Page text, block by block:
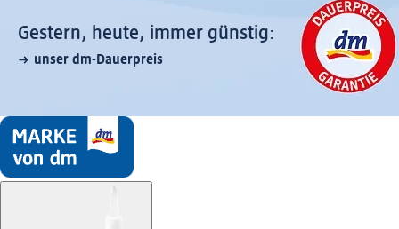
Gestern, heute, immer günstig:
unser dm-Dauerpreis